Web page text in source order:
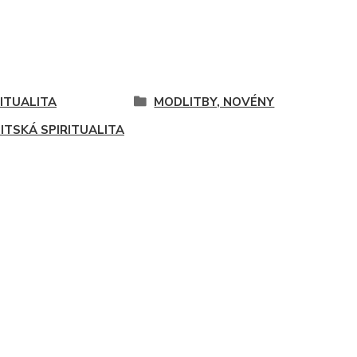
MODLITBY, NOVÉNY
SPIRITUALITA